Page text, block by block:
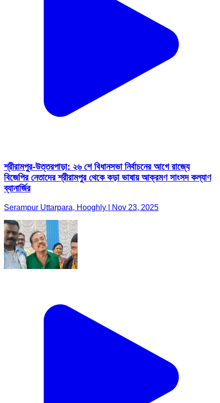
শ্রীরামপুর-উত্তরপাড়া: ২৬ শে বিধানসভা নির্বাচনের আগে রাজ্যে
বিজেপির নেতাদের শ্রীরামপুর থেকে কড়া ভাষায় আক্রমণ সাংসদ কল্যাণ
ব্যানার্জির
Serampur Uttarpara, Hooghly | Nov 23, 2025